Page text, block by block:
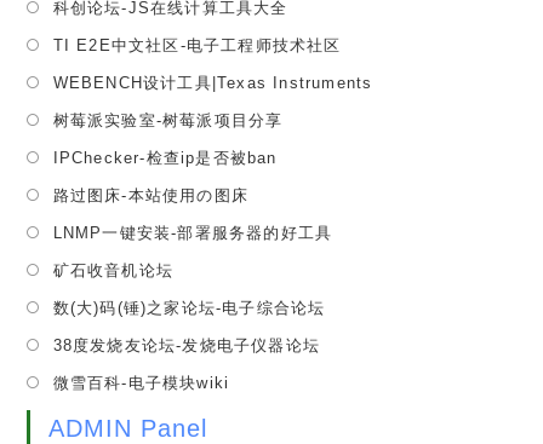
new
tab
a
new
tab
科创论坛-JS在线计算工具大全
a
new
TI E2E中文社区-电子工程师技术社区
WEBENCH设计工具|Texas Instruments
树莓派实验室-树莓派项目分享
tab
IPChecker-检查ip是否被ban
new
路过图床-本站使用の图床
a
tab
LNMP一键安装-部署服务器的好工具
矿石收音机论坛
a
new
tab
数(大)码(锤)之家论坛-电子综合论坛
38度发烧友论坛-发烧电子仪器论坛
微雪百科-电子模块wiki
ADMIN Panel